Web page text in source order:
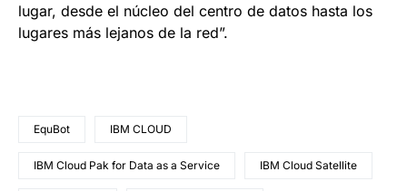
lugar, desde el núcleo del centro de datos hasta los
lugares más lejanos de la red”.
EquBot IBM CLOUD
IBM Cloud Pak for Data as a Service IBM Cloud Satellite